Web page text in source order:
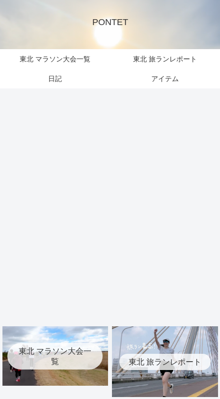
PONTET
東北 マラソン大会一覧 東北 旅ランレポート
日記 アイテム
東北 マラソン大会一
覧
東北 旅ランレポート